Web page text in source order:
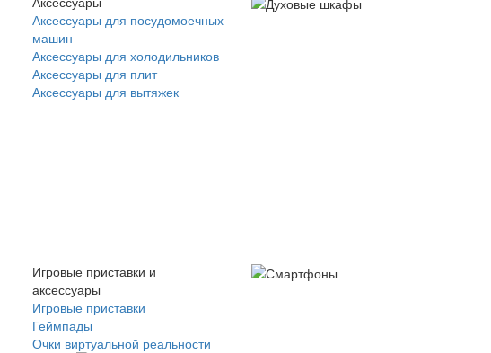
Аксессуары для посудомоечных
машин
Аксессуары для холодильников
Аксессуары для плит
Аксессуары для вытяжек
Игровые приставки и
аксессуары
Игровые приставки
Геймпады
Очки виртуальной реальности